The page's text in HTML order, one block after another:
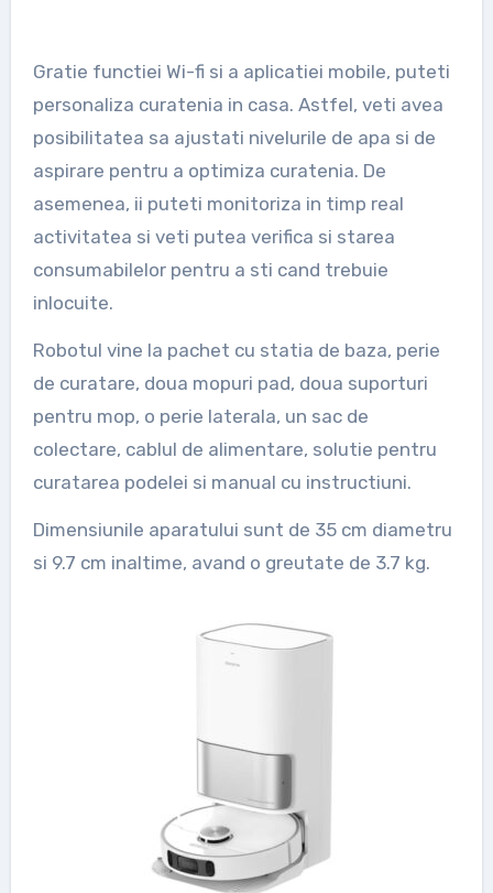
Gratie functiei Wi-fi si a aplicatiei mobile, puteti
personaliza curatenia in casa. Astfel, veti avea
posibilitatea sa ajustati nivelurile de apa si de
aspirare pentru a optimiza curatenia. De
asemenea, ii puteti monitoriza in timp real
activitatea si veti putea verifica si starea
consumabilelor pentru a sti cand trebuie
inlocuite.
Robotul vine la pachet cu statia de baza, perie
de curatare, doua mopuri pad, doua suporturi
pentru mop, o perie laterala, un sac de
colectare, cablul de alimentare, solutie pentru
curatarea podelei si manual cu instructiuni.
Dimensiunile aparatului sunt de 35 cm diametru
si 9.7 cm inaltime, avand o greutate de 3.7 kg.